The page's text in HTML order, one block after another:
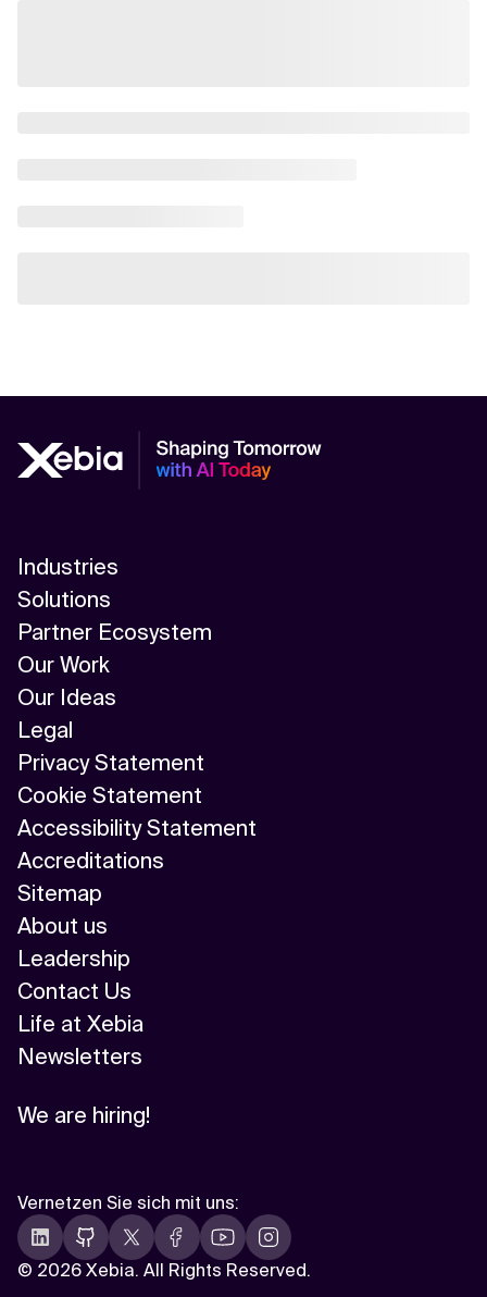
Industries
Solutions
Partner Ecosystem
Our Work
Our Ideas
Legal
Privacy Statement
Cookie Statement
Accessibility Statement
Accreditations
Sitemap
About us
Leadership
Contact Us
Life at Xebia
Newsletters
We are hiring!
© 2026 Xebia. All Rights Reserved.
Vernetzen Sie sich mit uns: